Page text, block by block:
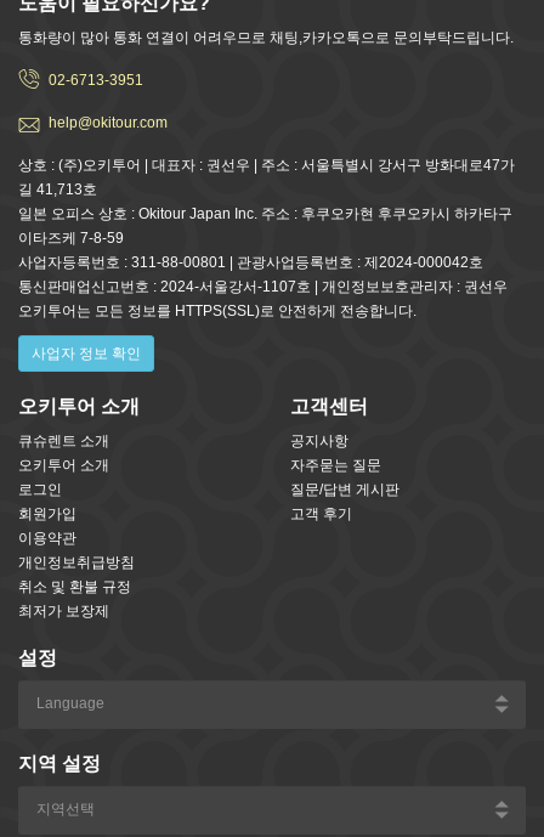
통화량이 많아 통화 연결이 어려우므로 채팅,카카오톡으로 문의부탁드립니다.
02-6713-3951
help@okitour.com
상호 : (주)오키투어 | 대표자 : 권선우 | 주소 : 서울특별시 강서구 방화대로47가
길 41,713호
일본 오피스 상호 : Okitour Japan Inc. 주소 : 후쿠오카현 후쿠오카시 하카타구
이타즈케 7-8-59
사업자등록번호 : 311-88-00801 | 관광사업등록번호 : 제2024-000042호
통신판매업신고번호 : 2024-서울강서-1107호 | 개인정보보호관리자 : 권선우
오키투어는 모든 정보를 HTTPS(SSL)로 안전하게 전송합니다.
사업자 정보 확인
오키투어 소개
큐슈렌트 소개
오키투어 소개
로그인
회원가입
이용약관
개인정보취급방침
취소 및 환불 규정
최저가 보장제
고객센터
공지사항
자주묻는 질문
질문/답변 게시판
고객 후기
설정
지역 설정